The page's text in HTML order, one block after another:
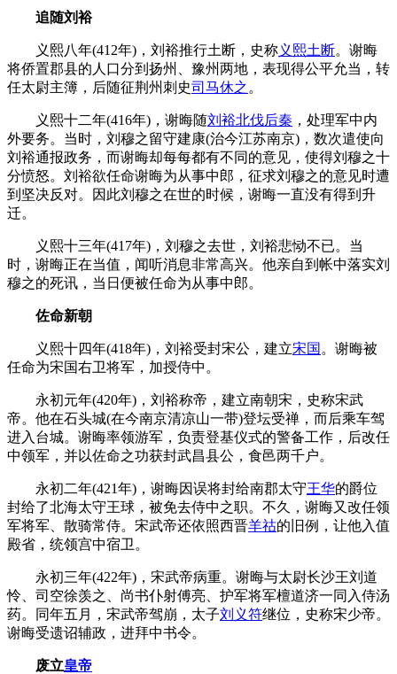
追随刘裕
义熙八年(412年)，刘裕推行土断，史称义熙土断。谢晦
将侨置郡县的人口分到扬州、豫州两地，表现得公平允当，转
任太尉主簿，后随征荆州刺史司马休之 。
义熙十二年(416年)，谢晦随刘裕北伐后秦 ，处理军中内
外要务。当时，刘穆之留守建康(治今江苏南京)，数次遣使向
刘裕通报政务，而谢晦却每每都有不同的意见，使得刘穆之十
分愤怒。刘裕欲任命谢晦为从事中郎，征求刘穆之的意见时遭
到坚决反对。因此刘穆之在世的时候，谢晦一直没有得到升
迁。
义熙十三年(417年)，刘穆之去世，刘裕悲恸不已。当
时，谢晦正在当值，闻听消息非常高兴。他亲自到帐中落实刘
穆之的死讯，当日便被任命为从事中郎。
佐命新朝
义熙十四年(418年)，刘裕受封宋公，建立宋国 。谢晦被
任命为宋国右卫将军，加授侍中。
永初元年(420年)，刘裕称帝，建立南朝宋，史称宋武
帝。他在石头城(在今南京清凉山一带)登坛受禅，而后乘车驾
进入台城。谢晦率领游军，负责登基仪式的警备工作，后改任
中领军，并以佐命之功获封武昌县公，食邑两千户。
永初二年(421年)，谢晦因误将封给南郡太守王华的爵位
封给了北海太守王球，被免去侍中之职。不久，谢晦又改任领
军将军、散骑常侍。宋武帝还依照西晋羊祜的旧例，让他入值
殿省，统领宫中宿卫。
永初三年(422年)，宋武帝病重。谢晦与太尉长沙王刘道
怜、司空徐羡之、尚书仆射傅亮、护军将军檀道济一同入侍汤
药。同年五月，宋武帝驾崩，太子刘义符继位，史称宋少帝。
谢晦受遗诏辅政，进拜中书令。
废立皇帝